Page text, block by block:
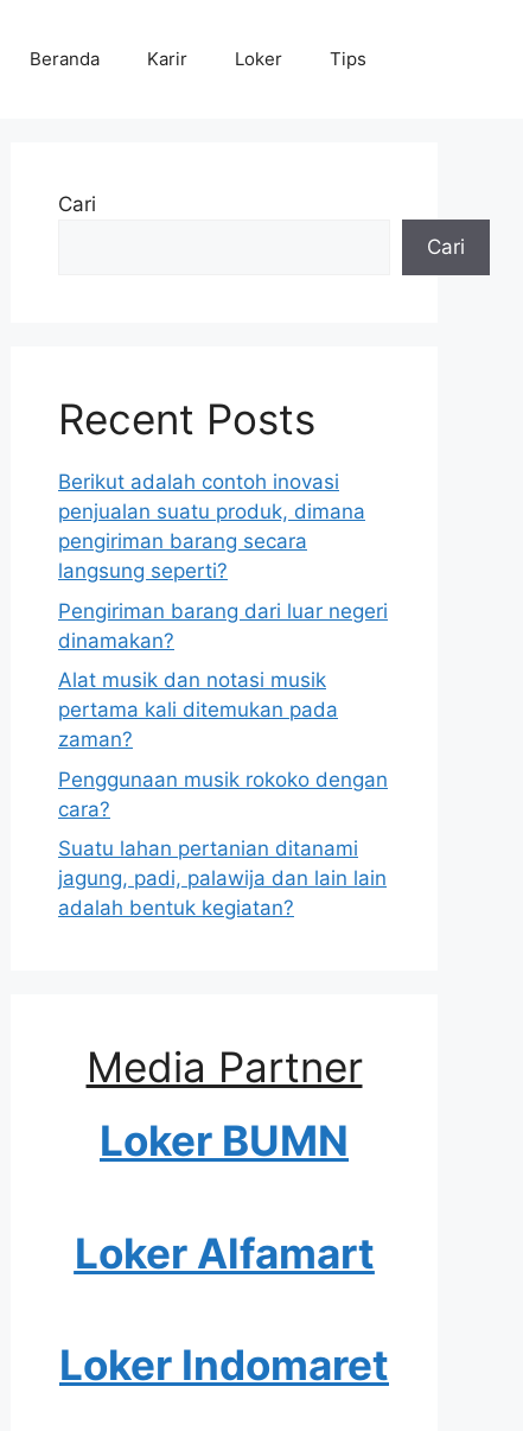
Beranda Karir Loker Tips
Cari
Cari
Recent Posts
Berikut adalah contoh inovasi
penjualan suatu produk, dimana
pengiriman barang secara
langsung seperti?
Pengiriman barang dari luar negeri
dinamakan?
Alat musik dan notasi musik
pertama kali ditemukan pada
zaman?
Penggunaan musik rokoko dengan
cara?
Suatu lahan pertanian ditanami
jagung, padi, palawija dan lain lain
adalah bentuk kegiatan?
Media Partner
Loker BUMN
Loker Alfamart
Loker Indomaret